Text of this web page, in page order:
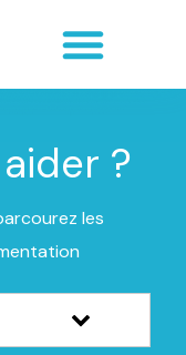
?
les